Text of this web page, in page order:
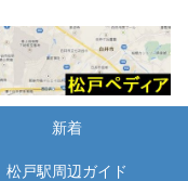
新着
松戸駅周辺ガイド